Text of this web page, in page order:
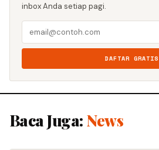
inbox Anda setiap pagi.
DAFTAR GRATIS
Baca Juga: News